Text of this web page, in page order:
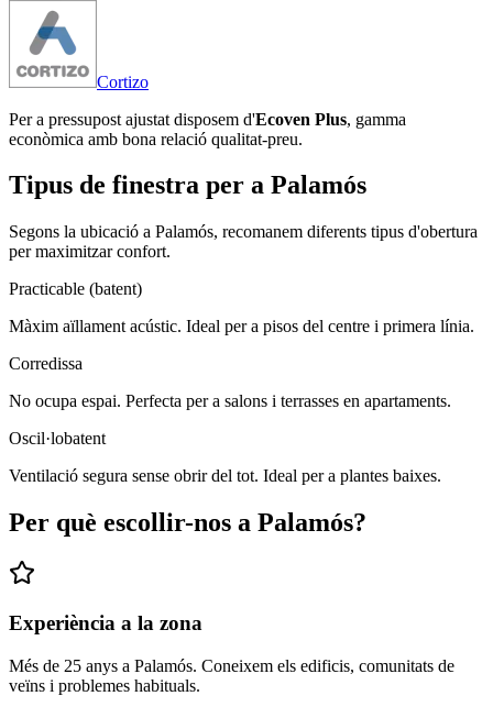
Cortizo
Per a pressupost ajustat disposem d'Ecoven Plus, gamma
econòmica amb bona relació qualitat-preu.
Tipus de finestra per a Palamós
Segons la ubicació a Palamós, recomanem diferents tipus d'obertura
per maximitzar confort.
Practicable (batent)
Màxim aïllament acústic. Ideal per a pisos del centre i primera línia.
Corredissa
No ocupa espai. Perfecta per a salons i terrasses en apartaments.
Oscil·lobatent
Ventilació segura sense obrir del tot. Ideal per a plantes baixes.
Per què escollir-nos a Palamós?
Experiència a la zona
Més de 25 anys a Palamós. Coneixem els edificis, comunitats de
veïns i problemes habituals.